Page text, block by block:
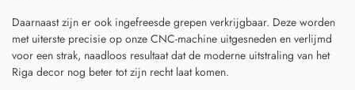
Daarnaast zijn er ook ingefreesde grepen verkrijgbaar. Deze worden
met uiterste precisie op onze CNC-machine uitgesneden en verlijmd
voor een strak, naadloos resultaat dat de moderne uitstraling van het
Riga decor nog beter tot zijn recht laat komen.